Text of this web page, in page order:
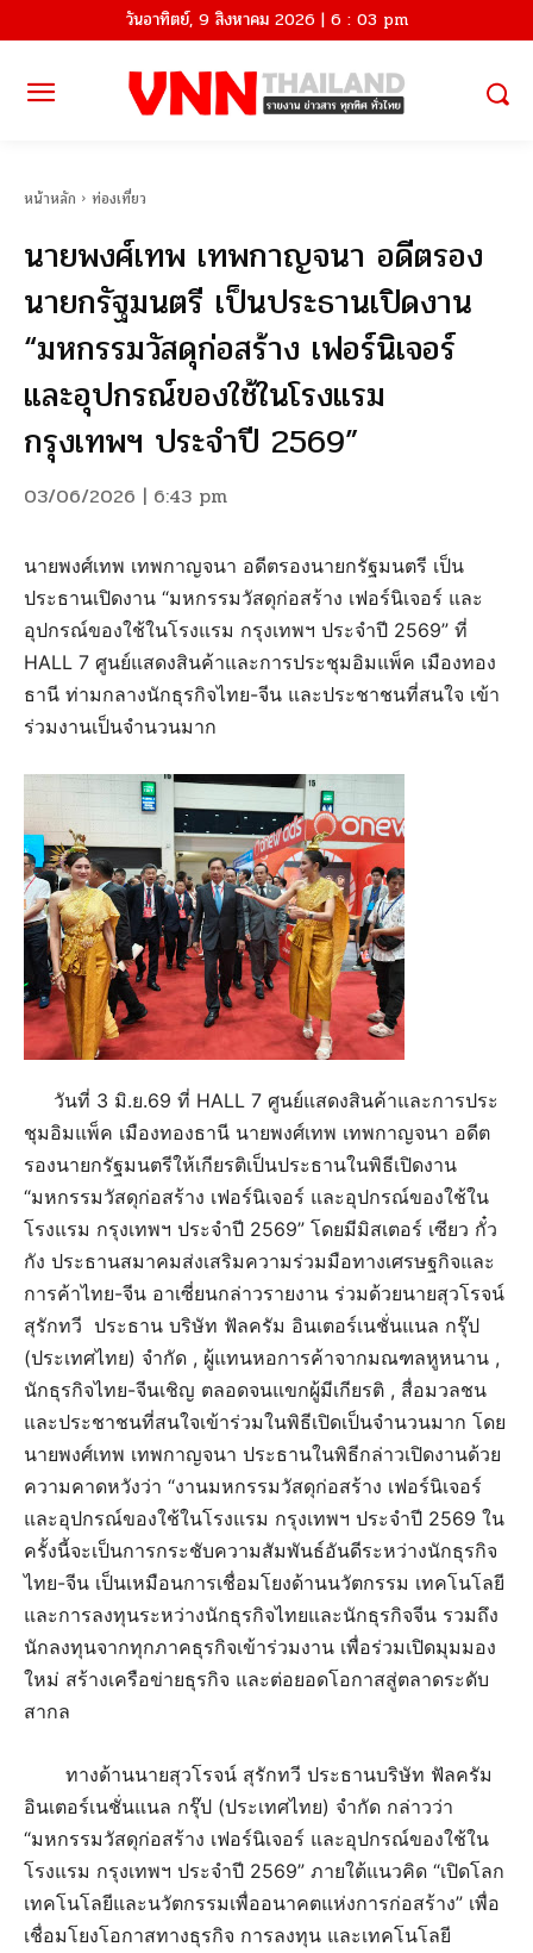
วันอาทิตย์, 9 สิงหาคม 2026 | 6 : 03 pm
หน้าหลัก ท่องเที่ยว
นายพงศ์เทพ เทพกาญจนา อดีตรอง
นายกรัฐมนตรี เป็นประธานเปิดงาน
“มหกรรมวัสดุก่อสร้าง เฟอร์นิเจอร์
และอุปกรณ์ของใช้ในโรงแรม
กรุงเทพฯ ประจำปี 2569”
03/06/2026 | 6:43 pm
นายพงศ์เทพ เทพกาญจนา อดีตรองนายกรัฐมนตรี เป็น
ประธานเปิดงาน “มหกรรมวัสดุก่อสร้าง เฟอร์นิเจอร์ และ
อุปกรณ์ของใช้ในโรงแรม กรุงเทพฯ ประจำปี 2569” ที่
HALL 7 ศูนย์แสดงสินค้าและการประชุมอิมแพ็ค เมืองทอง
ธานี ท่ามกลางนักธุรกิจไทย-จีน และประชาชนที่สนใจ เข้า
ร่วมงานเป็นจำนวนมาก
วันที่ 3 มิ.ย.69 ที่ HALL 7 ศูนย์แสดงสินค้าและการประ
ชุมอิมแพ็ค เมืองทองธานี นายพงศ์เทพ เทพกาญจนา อดีต
รองนายกรัฐมนตรีให้เกียรติเป็นประธานในพิธีเปิดงาน
“มหกรรมวัสดุก่อสร้าง เฟอร์นิเจอร์ และอุปกรณ์ของใช้ใน
โรงแรม กรุงเทพฯ ประจำปี 2569” โดยมีมิสเตอร์ เซียว กั๋ว
กัง ประธานสมาคมส่งเสริมความร่วมมือทางเศรษฐกิจและ
การค้าไทย-จีน อาเซี่ยนกล่าวรายงาน ร่วมด้วยนายสุวโรจน์
สุรักทวี ประธาน บริษัท ฟัลครัม อินเตอร์เนชั่นแนล กรุ๊ป
(ประเทศไทย) จำกัด , ผู้แทนหอการค้าจากมณฑลหูหนาน ,
นักธุรกิจไทย-จีนเชิญ ตลอดจนแขกผู้มีเกียรติ , สื่อมวลชน
และประชาชนที่สนใจเข้าร่วมในพิธีเปิดเป็นจำนวนมาก โดย
นายพงศ์เทพ เทพกาญจนา ประธานในพิธีกล่าวเปิดงานด้วย
ความคาดหวังว่า “งานมหกรรมวัสดุก่อสร้าง เฟอร์นิเจอร์
และอุปกรณ์ของใช้ในโรงแรม กรุงเทพฯ ประจำปี 2569 ใน
ครั้งนี้จะเป็นการกระชับความสัมพันธ์อันดีระหว่างนักธุรกิจ
ไทย-จีน เป็นเหมือนการเชื่อมโยงด้านนวัตกรรม เทคโนโลยี
และการลงทุนระหว่างนักธุรกิจไทยและนักธุรกิจจีน รวมถึง
นักลงทุนจากทุกภาคธุรกิจเข้าร่วมงาน เพื่อร่วมเปิดมุมมอง
ใหม่ สร้างเครือข่ายธุรกิจ และต่อยอดโอกาสสู่ตลาดระดับ
สากล
ทางด้านนายสุวโรจน์ สุรักทวี ประธานบริษัท ฟัลครัม
อินเตอร์เนชั่นแนล กรุ๊ป (ประเทศไทย) จำกัด กล่าวว่า
“มหกรรมวัสดุก่อสร้าง เฟอร์นิเจอร์ และอุปกรณ์ของใช้ใน
โรงแรม กรุงเทพฯ ประจำปี 2569” ภายใต้แนวคิด “เปิดโลก
เทคโนโลยีและนวัตกรรมเพื่ออนาคตแห่งการก่อสร้าง” เพื่อ
เชื่อมโยงโอกาสทางธุรกิจ การลงทุน และเทคโนโลยี